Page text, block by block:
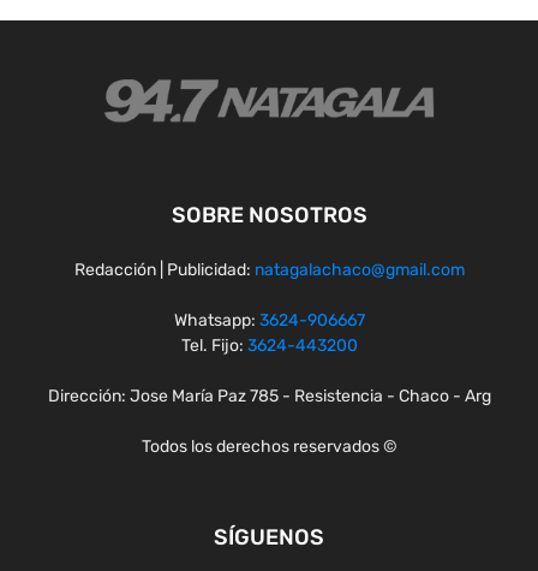
SOBRE NOSOTROS
Redacción | Publicidad: natagalachaco@gmail.com
Whatsapp: 3624-906667
Tel. Fijo: 3624-443200
Dirección: Jose María Paz 785 - Resistencia - Chaco - Arg
Todos los derechos reservados ©
SÍGUENOS